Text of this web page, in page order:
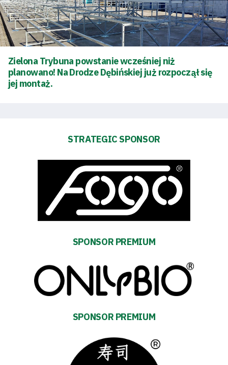
Zielona Trybuna powstanie wcześniej niż
planowano! Na Drodze Dębińskiej już rozpoczął się
jej montaż.
STRATEGIC SPONSOR
SPONSOR PREMIUM
SPONSOR PREMIUM